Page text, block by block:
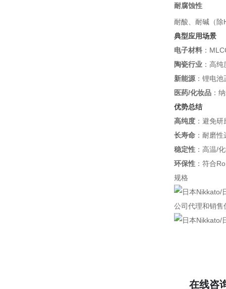
耐腐蚀性
耐酸、耐碱（
典型应用场景
电子材料：
陶瓷行业：高纯
新能源：锂电池
医药/化妆品：
优势总结
高纯度：避免研
长寿命：耐磨性
稳定性：高温/
环保性：符合
规格
公司代理和销售
在线咨